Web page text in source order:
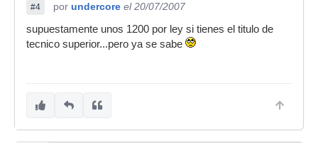
#4 por undercore el 20/07/2007
supuestamente unos 1200 por ley si tienes el titulo de
tecnico superior...pero ya se sabe